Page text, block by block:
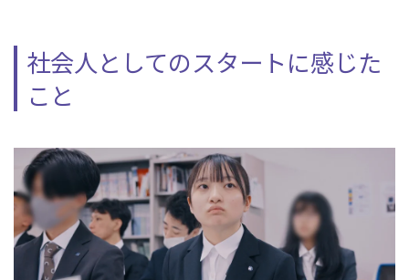
社会人としてのスタートに感じた
こと